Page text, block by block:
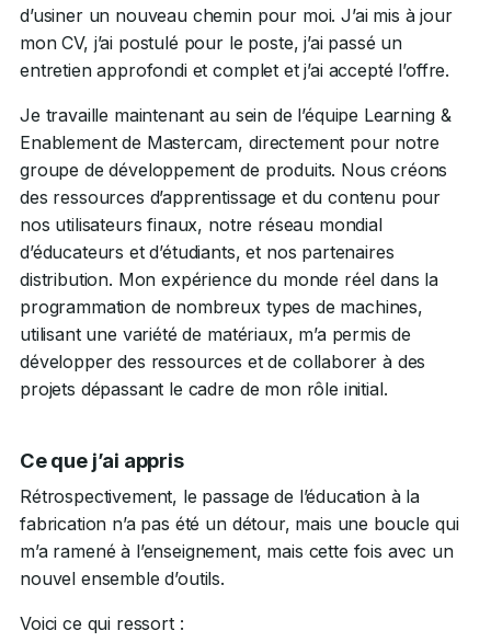
d’usiner un nouveau chemin pour moi. J’ai mis à jour
mon CV, j’ai postulé pour le poste, j’ai passé un
entretien approfondi et complet et j’ai accepté l’offre.
Je travaille maintenant au sein de l’équipe Learning &
Enablement de Mastercam, directement pour notre
groupe de développement de produits. Nous créons
des ressources d’apprentissage et du contenu pour
nos utilisateurs finaux, notre réseau mondial
d’éducateurs et d’étudiants, et nos partenaires
distribution. Mon expérience du monde réel dans la
programmation de nombreux types de machines,
utilisant une variété de matériaux, m’a permis de
développer des ressources et de collaborer à des
projets dépassant le cadre de mon rôle initial.
Ce que j’ai appris
Rétrospectivement, le passage de l’éducation à la
fabrication n’a pas été un détour, mais une boucle qui
m’a ramené à l’enseignement, mais cette fois avec un
nouvel ensemble d’outils.
Voici ce qui ressort :